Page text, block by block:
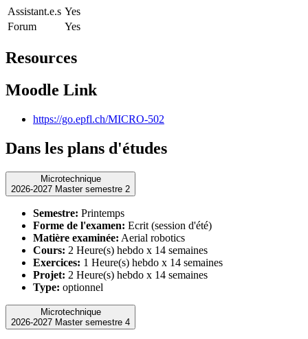
Assistant.e.s Yes
Forum
Yes
Resources
Moodle Link
https://go.epfl.ch/MICRO-502
Dans les plans d'études
Microtechnique
2026-2027 Master semestre 2
Semestre: Printemps
Forme de l'examen: Ecrit (session d'été)
Matière examinée: Aerial robotics
Cours: 2 Heure(s) hebdo x 14 semaines
Exercices: 1 Heure(s) hebdo x 14 semaines
Projet: 2 Heure(s) hebdo x 14 semaines
Type: optionnel
Microtechnique
2026-2027 Master semestre 4